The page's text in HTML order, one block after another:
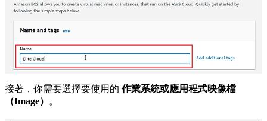
接著，你需要選擇要使用的 作業系統或應用程式映像檔
（Image）
。